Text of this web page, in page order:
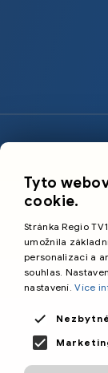
Tyto
cookie.
Stránka Regio
umožnila
personalizaci a
souhlas.
nastavení.Více
Nezbytné